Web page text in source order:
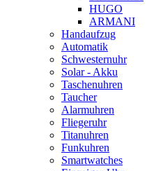
HUGO
ARMANI
Handaufzug
Automatik
Schwesternuhr
Solar - Akku
Taschenuhren
Taucher
Alarmuhren
Fliegeruhr
Titanuhren
Funkuhren
Smartwatches